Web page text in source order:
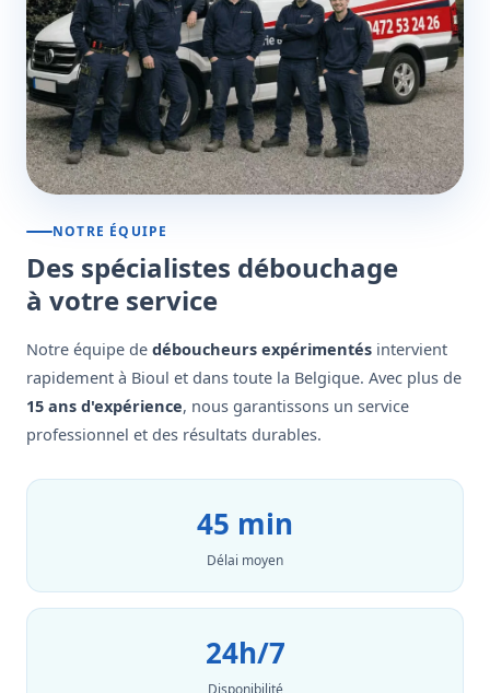
NOTRE ÉQUIPE
Des spécialistes débouchage
à votre service
Notre équipe de déboucheurs expérimentés intervient
rapidement à Bioul et dans toute la Belgique. Avec plus de
15 ans d'expérience, nous garantissons un service
professionnel et des résultats durables.
45 min
Délai moyen
24h/7
Disponibilité